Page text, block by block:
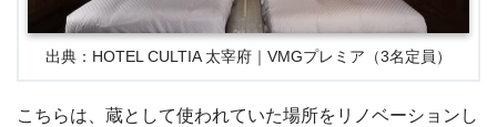
出典：HOTEL CULTIA 太宰府｜VMGプレミア（3名定員）
こちらは、蔵として使われていた場所をリノベーションし